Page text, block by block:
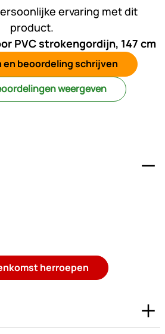
ervaring met dit
product.
PVC strokengordijn, 147 cm
en beoordeling schrijven
weergeven
herroepen